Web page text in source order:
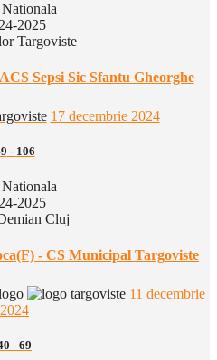
2025
Targoviste
Sepsi Sic Sfantu Gheorghe
17 decembrie 2024
- 106
2025
Cluj
- CS Municipal Targoviste
11 decembrie
2024
- 69